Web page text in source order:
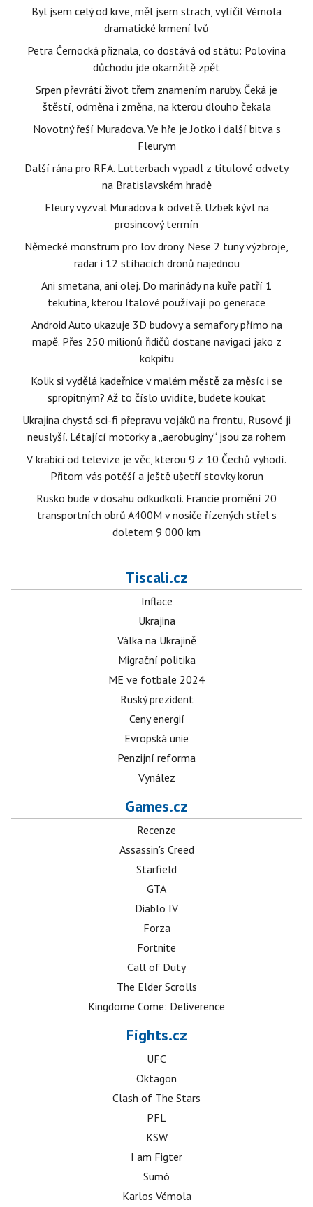
Byl jsem celý od krve, měl jsem strach, vylíčil Vémola
dramatické krmení lvů
Petra Černocká přiznala, co dostává od státu: Polovina
důchodu jde okamžitě zpět
Srpen převrátí život třem znamením naruby. Čeká je
štěstí, odměna i změna, na kterou dlouho čekala
Novotný řeší Muradova. Ve hře je Jotko i další bitva s
Fleurym
Další rána pro RFA. Lutterbach vypadl z titulové odvety
na Bratislavském hradě
Fleury vyzval Muradova k odvetě. Uzbek kývl na
prosincový termín
Německé monstrum pro lov drony. Nese 2 tuny výzbroje,
radar i 12 stíhacích dronů najednou
Ani smetana, ani olej. Do marinády na kuře patří 1
tekutina, kterou Italové používají po generace
Android Auto ukazuje 3D budovy a semafory přímo na
mapě. Přes 250 milionů řidičů dostane navigaci jako z
kokpitu
Kolik si vydělá kadeřnice v malém městě za měsíc i se
spropitným? Až to číslo uvidíte, budete koukat
Ukrajina chystá sci-fi přepravu vojáků na frontu, Rusové ji
neuslyší. Létající motorky a „aerobuginy“ jsou za rohem
V krabici od televize je věc, kterou 9 z 10 Čechů vyhodí.
Přitom vás potěší a ještě ušetří stovky korun
Rusko bude v dosahu odkudkoli. Francie promění 20
transportních obrů A400M v nosiče řízených střel s
doletem 9 000 km
Tiscali.cz
Inflace
Ukrajina
Válka na Ukrajině
Migrační politika
ME ve fotbale 2024
Ruský prezident
Ceny energií
Evropská unie
Penzijní reforma
Vynález
Games.cz
Recenze
Assassin's Creed
Starfield
GTA
Diablo IV
Forza
Fortnite
Call of Duty
The Elder Scrolls
Kingdome Come: Deliverence
Fights.cz
UFC
Oktagon
Clash of The Stars
PFL
KSW
I am Figter
Sumó
Karlos Vémola